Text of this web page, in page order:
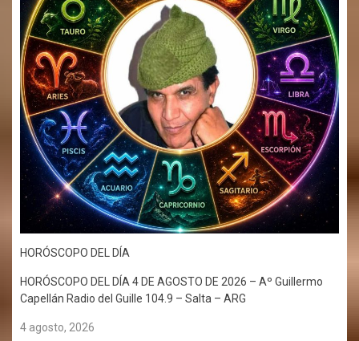
HORÓSCOPO DEL DÍA
HORÓSCOPO DEL DÍA 4 DE AGOSTO DE 2026 – Aº Guillermo
Capellán Radio del Guille 104.9 – Salta – ARG
4 agosto, 2026